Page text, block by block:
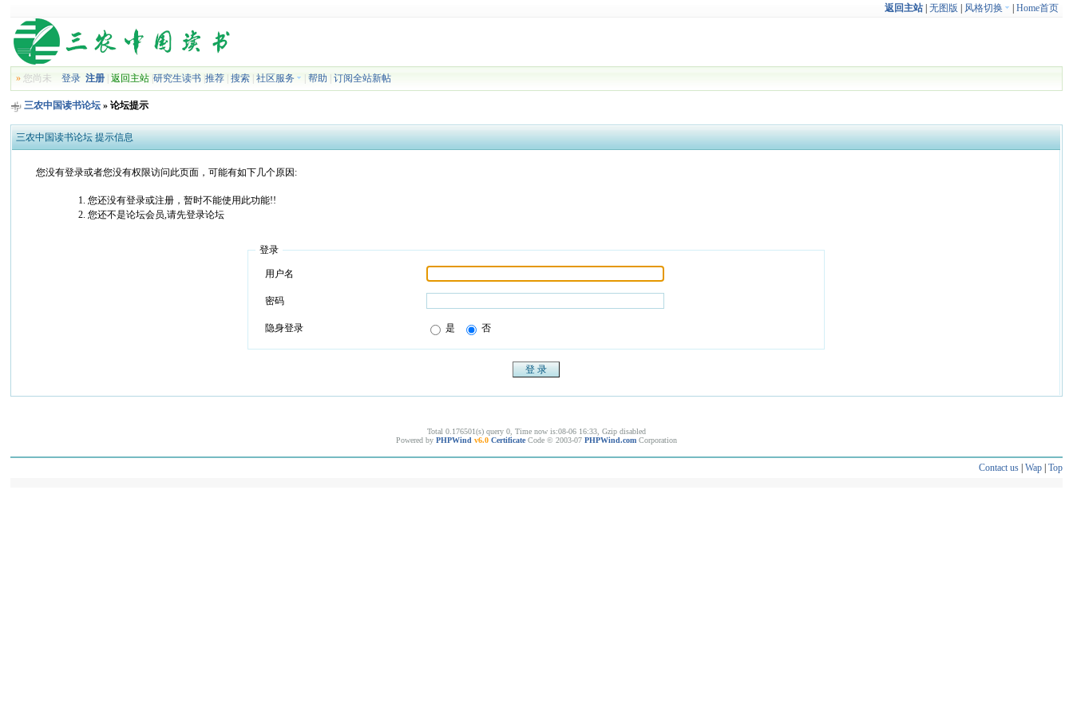
返回主站| 无图版 风格切换 Home首页
» 您尚未登录 注册 |返回主站 |研究生读书 |推荐 |搜索 |社区服务 |帮助 |订阅全站新帖
三农中国读书论坛 » 论坛提示
三农中国读书论坛 提示信息
您没有登录或者您没有权限访问此页面，可能有如下几个原因:
您还没有登录或注册，暂时不能使用此功能!!
您还不是论坛会员,请先登录论坛
登录
用户名
密码
隐身登录 是 否
Total 0.176501(s) query 0, Time now is:08-06 16:33, Gzip disabled
Powered by PHPWind v6.0 Certificate Code © 2003-07 PHPWind.com Corporation
Contact us| Wap| Top